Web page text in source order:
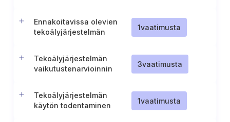
Ennakoitavissa olevien
tekoälyjärjestelmän
1vaatimusta
Tekoälyjärjestelmän
vaikutustenarvioinnin
3vaatimusta
Tekoälyjärjestelmän
käytön todentaminen
1vaatimusta